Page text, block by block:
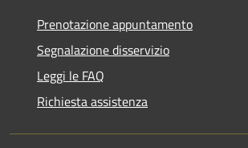
Prenotazione appuntamento
Segnalazione disservizio
Leggi le FAQ
Richiesta assistenza